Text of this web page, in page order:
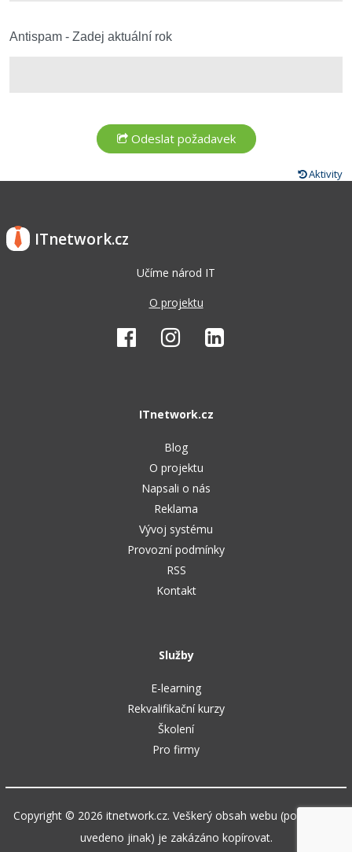
Antispam - Zadej aktuální rok
Aktivity
ITnetwork.cz
Učíme národ IT
O projektu
ITnetwork.cz
Blog
O projektu
Napsali o nás
Reklama
Vývoj systému
Provozní podmínky
RSS
Kontakt
Služby
E-learning
Rekvalifikační kurzy
Školení
Pro firmy
Copyright © 2026 itnetwork.cz. Veškerý obsah webu (pokud není
uvedeno jinak) je zakázáno kopírovat.